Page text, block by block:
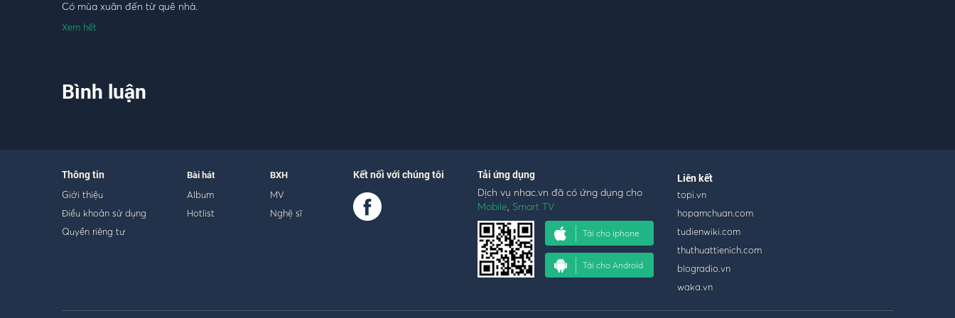
Có mùa xuân đến từ quê nhà.
Cho xuân về từ khúc hát dân ca
Bài dân ca tha thiết đậm đà
Từ tha hương nghe bài dân ca
Câu dân ca ấm lòng người đi xa.
Như hương cau hương dừa đang trổ hoa
Xem hết
Bình luận
Thông tin
Giới thiệu
Điều khoản sử dụng
Quyền riêng tư
Bài hát
Album
Hotlist
BXH
MV
Nghệ sĩ
Kết nối với chúng tôi Tải ứng dụng
Dịch vụ nhac.vn đã có ứng dụng cho
Mobile, Smart TV
Tải cho iphone
Tải cho Android
Liên kết
topi.vn
hopamchuan.com
tudienwiki.com
thuthuattienich.com
blogradio.vn
waka.vn